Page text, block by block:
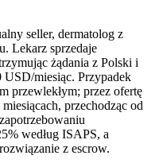
seller, dermatolog z
Lekarz sprzedaje
żądania z Polski i
USD/miesiąc. Przypadek
przewlekłym; przez ofertę
przechodząc od
według ISAPS, a
z escrow.